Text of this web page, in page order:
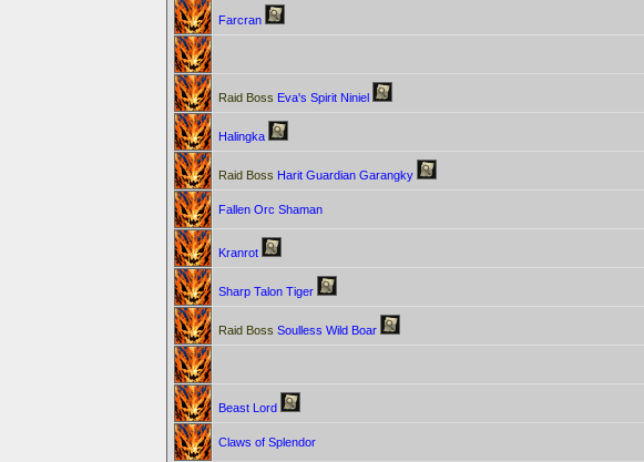
Farcran
Raid Boss Eva's Spirit Niniel
Halingka
Raid Boss Harit Guardian Garangky
Fallen Orc Shaman
Kranrot
Sharp Talon Tiger
Raid Boss Soulless Wild Boar
Beast Lord
Claws of Splendor